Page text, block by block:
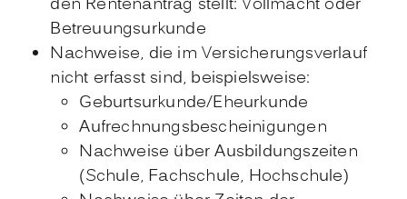
den Rentenantrag stellt: Vollmacht oder
Betreuungsurkunde
Nachweise, die im Versicherungsverlauf
nicht erfasst sind, beispielsweise:
Geburtsurkunde/Eheurkunde
Aufrechnungsbescheinigungen
Nachweise über Ausbildungszeiten
(Schule, Fachschule, Hochschule)